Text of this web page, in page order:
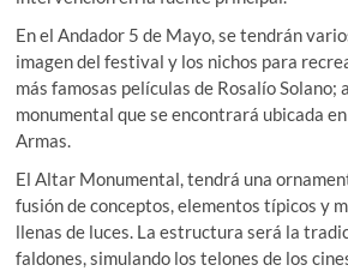
En el Andador 5 de Mayo, se tendrán
imagen del festival y los nichos para
más famosas películas de Rosalío Solano;
monumental que se encontrará ubicada
Armas.
El Altar Monumental, tendrá una
fusión de conceptos, elementos típicos y
llenas de luces. La estructura será la
faldones, simulando los telones de los